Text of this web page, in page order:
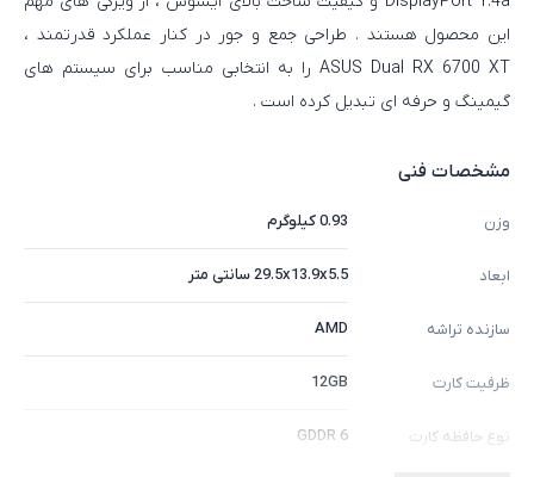
این محصول هستند . طراحی جمع‌ و جور در کنار عملکرد قدرتمند ،
ASUS Dual RX 6700 XT را به انتخابی مناسب برای سیستم‌ های
گیمینگ و حرفه‌ ای تبدیل کرده است .
مشخصات فنی
وزن 0.93 کیلوگرم
ابعاد 29.5x13.9x5.5 سانتی متر
سازنده تراشه AMD
ظرفیت کارت 12GB
نوع حافظه کارت GDDR 6